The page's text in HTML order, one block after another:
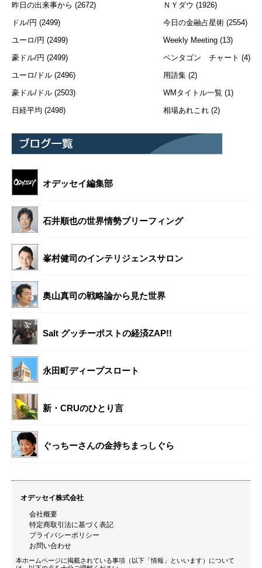
昨日の出来事から (2672)
ドル/円 (2499)
ユーロ/円 (2499)
豪ドル/円 (2499)
ユーロ/ドル (2496)
豪ドル/ドル (2503)
日経平均 (2498)
ＮＹダウ (1926)
今日の金融占星術 (2554)
Weekly Meeting (13)
ペンタゴン チャート (4)
用語集 (2)
WMタイトル一覧 (1)
相場あれこれ (2)
オデッセイ編集部
石井順也の世界情勢ブリーフィング
峯村健司のインテリジェンスサロン
奥山真司の戦略論から見た世界
Salt グッチーポストの経済ZAP!!
永田町ディープスロート
新・CRUのひとり言
ぐっちーさんの金持ちまっしぐら
オデッセイ株式会社
会社概要
特定商取引法に基づく表記
プライバシーポリシー
お問い合わせ
本ホームページに掲載されている事項（以下「情報」といいます）について